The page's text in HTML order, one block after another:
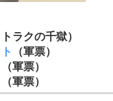
ラクの千獄）
（軍票）
（軍票）
（軍票）